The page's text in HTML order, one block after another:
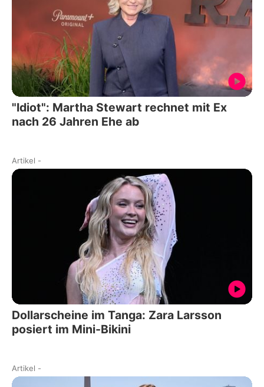
"Idiot": Martha Stewart rechnet mit Ex
nach 26 Jahren Ehe ab
Artikel -
Dollarscheine im Tanga: Zara Larsson
posiert im Mini-Bikini
Artikel -